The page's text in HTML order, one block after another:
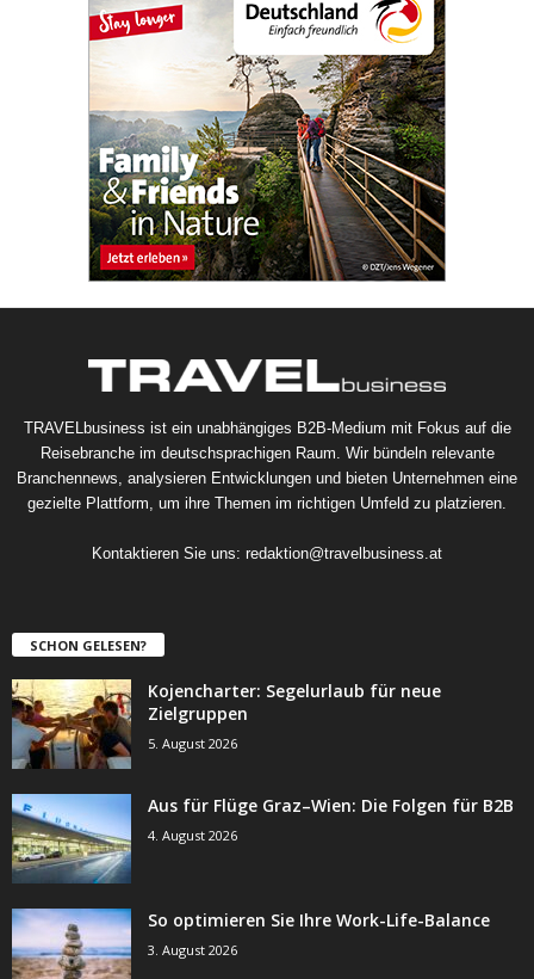
TRAVELbusiness ist ein unabhängiges B2B-Medium mit Fokus auf die
Reisebranche im deutschsprachigen Raum. Wir bündeln relevante
Branchennews, analysieren Entwicklungen und bieten Unternehmen eine
gezielte Plattform, um ihre Themen im richtigen Umfeld zu platzieren.
Kontaktieren Sie uns: redaktion@travelbusiness.at
SCHON GELESEN?
Kojencharter: Segelurlaub für neue
Zielgruppen
5. August 2026
Aus für Flüge Graz–Wien: Die Folgen für B2B
4. August 2026
So optimieren Sie Ihre Work-Life-Balance
3. August 2026